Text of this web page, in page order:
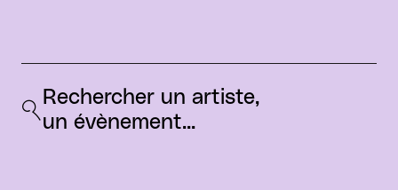
Rechercher un artiste,
un évènement...